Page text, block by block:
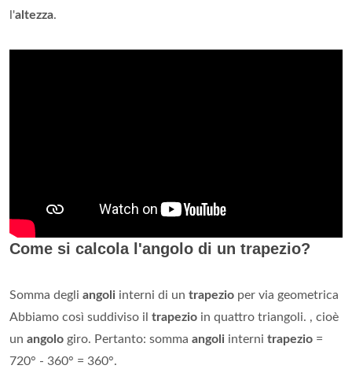
l'altezza.
Come si calcola l'angolo di un trapezio?
Somma degli angoli interni di un trapezio per via geometrica
Abbiamo così suddiviso il trapezio in quattro triangoli. , cioè
un angolo giro. Pertanto: somma angoli interni trapezio =
720° - 360° = 360°.